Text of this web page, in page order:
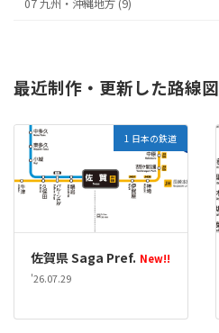
07 九州・沖縄地方 (9)
最近制作・更新した路線図
1 日本の鉄道
佐賀県 Saga Pref. New!!
'26.07.29